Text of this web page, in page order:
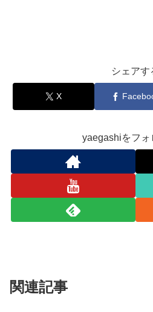
シェアす
X
yaegashiをフォ
関連記事